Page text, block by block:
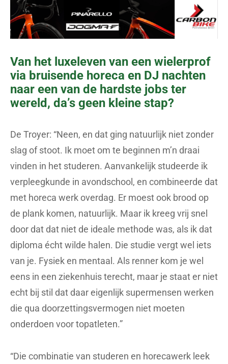
Van het luxeleven van een wielerprof
via bruisende horeca en DJ nachten
naar een van de hardste jobs ter
wereld, da’s geen kleine stap?
De Troyer: “Neen, en dat ging natuurlijk niet zonder
slag of stoot. Ik moet om te beginnen m’n draai
vinden in het studeren. Aanvankelijk studeerde ik
verpleegkunde in avondschool, en combineerde dat
met horeca werk overdag. Er moest ook brood op
de plank komen, natuurlijk. Maar ik kreeg vrij snel
door dat dat niet de ideale methode was, als ik dat
diploma écht wilde halen. Die studie vergt wel iets
van je. Fysiek en mentaal. Als renner kom je wel
eens in een ziekenhuis terecht, maar je staat er niet
echt bij stil dat daar eigenlijk supermensen werken
die qua doorzettingsvermogen niet moeten
onderdoen voor topatleten.”
“Die combinatie van studeren en horecawerk leek